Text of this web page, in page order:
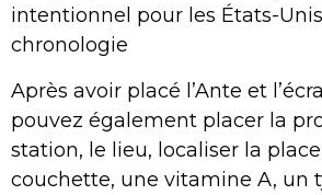
intentionnel pour les États-
chronologie
Après avoir placé l’Ante et
pouvez également placer la
station, le lieu, localiser la
couchette, une vitamine A, un